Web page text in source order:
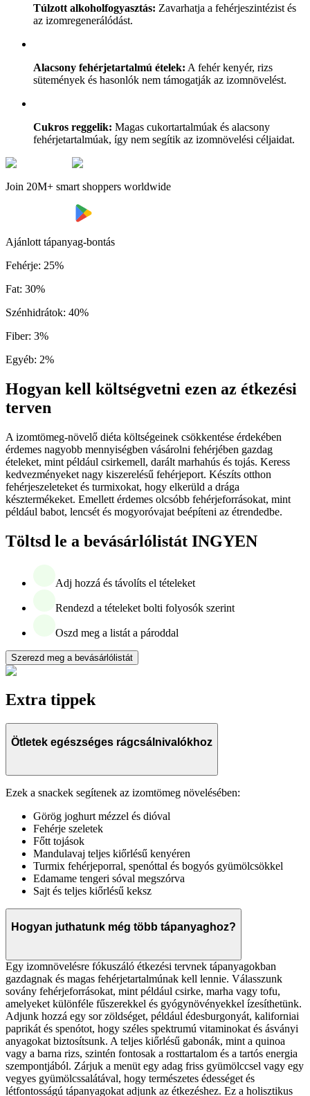
Túlzott alkoholfogyasztás: Zavarhatja a fehérjeszintézist és
az izomregenerálódást.
Alacsony fehérjetartalmú ételek: A fehér kenyér, rizs
sütemények és hasonlók nem támogatják az izomnövelést.
Cukros reggelik: Magas cukortartalmúak és alacsony
fehérjetartalmúak, így nem segítik az izomnövelési céljaidat.
Join 20M+ smart shoppers worldwide
Ajánlott tápanyag-bontás
Fehérje: 25%
Fat: 30%
Szénhidrátok: 40%
Fiber: 3%
Egyéb: 2%
Hogyan kell költségvetni ezen az étkezési
terven
A izomtömeg-növelő diéta költségeinek csökkentése érdekében
érdemes nagyobb mennyiségben vásárolni fehérjében gazdag
ételeket, mint például csirkemell, darált marhahús és tojás. Keress
kedvezményeket nagy kiszerelésű fehérjeport. Készíts otthon
fehérjeszeleteket és turmixokat, hogy elkerüld a drága
késztermékeket. Emellett érdemes olcsóbb fehérjeforrásokat, mint
például babot, lencsét és mogyoróvajat beépíteni az étrendedbe.
Töltsd le a bevásárlólistát INGYEN
Adj hozzá és távolíts el tételeket
Rendezd a tételeket bolti folyosók szerint
Oszd meg a listát a pároddal
Szerezd meg a bevásárlólistát
Extra tippek
Ötletek egészséges rágcsálnivalókhoz
Ezek a snackek segítenek az izomtömeg növelésében:
Görög joghurt mézzel és dióval
Fehérje szeletek
Főtt tojások
Mandulavaj teljes kiőrlésű kenyéren
Turmix fehérjeporral, spenóttal és bogyós gyümölcsökkel
Edamame tengeri sóval megszórva
Sajt és teljes kiőrlésű keksz
Hogyan juthatunk még több tápanyaghoz?
Egy izomnövelésre fókuszáló étkezési tervnek tápanyagokban
gazdagnak és magas fehérjetartalmúnak kell lennie. Válasszunk
sovány fehérjeforrásokat, mint például csirke, marha vagy tofu,
amelyeket különféle fűszerekkel és gyógynövényekkel ízesíthetünk.
Adjunk hozzá egy sor zöldséget, például édesburgonyát, kaliforniai
paprikát és spenótot, hogy széles spektrumú vitaminokat és ásványi
anyagokat biztosítsunk. A teljes kiőrlésű gabonák, mint a quinoa
vagy a barna rizs, szintén fontosak a rosttartalom és a tartós energia
szempontjából. Zárjuk a menüt egy adag friss gyümölccsel vagy egy
vegyes gyümölcssalátával, hogy természetes édességet és
létfontosságú tápanyagokat adjunk az étkezéshez. Ez a holisztikus